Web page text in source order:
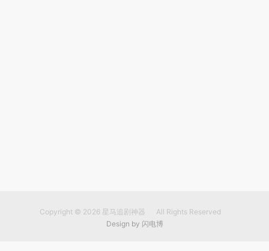
Copyright © 2026 星马追剧神器
All Rights Reserved
Design by 闪电博